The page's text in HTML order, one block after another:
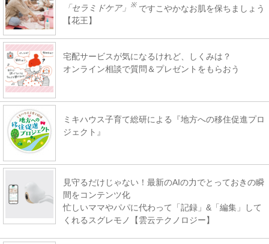
「セラミドケア」
※ ですこやかなお肌を保ちましょう
【花王】
宅配サービスが気になるけれど、しくみは？
オンライン相談で質問＆プレゼントをもらおう
ミキハウス子育て総研による『地方への移住促進プロ
ジェクト』
見守るだけじゃない！最新のAIの力でとっておきの瞬
間をコンテンツ化
忙しいママやパパに代わって「記録」&「編集」して
くれるスグレモノ【雲云テクノロジー】